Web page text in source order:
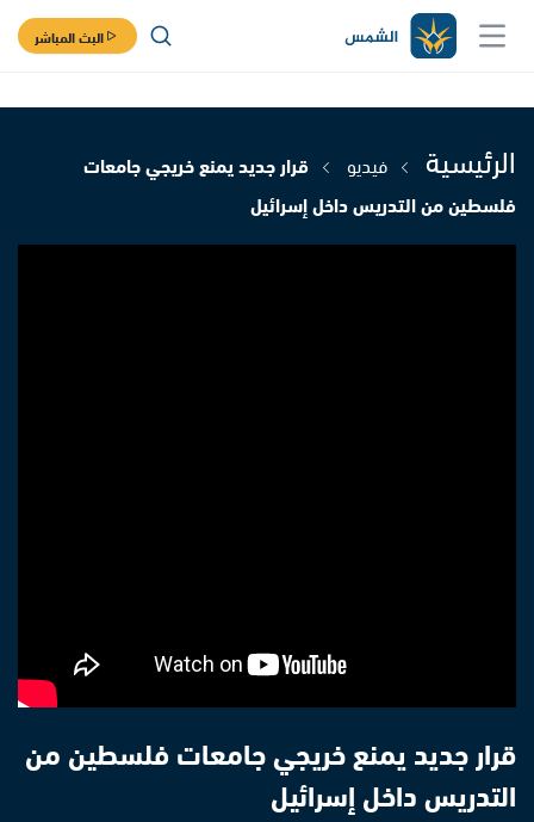
البث المباشر
الرئيسية فيديو
قرار جديد يمنع خريجي جامعات
فلسطين من التدريس داخل إسرائيل
قرار جديد يمنع خريجي جامعات فلسطين من
التدريس داخل إسرائيل